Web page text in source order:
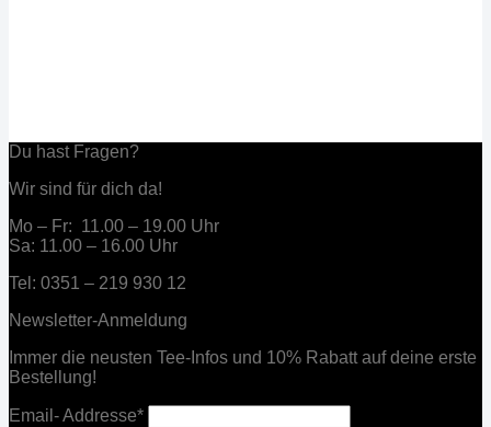
Du hast Fragen?
Wir sind für dich da!
Mo – Fr: 11.00 – 19.00 Uhr
Sa: 11.00 – 16.00 Uhr
Tel: 0351 – 219 930 12
Newsletter-Anmeldung
Immer die neusten Tee-Infos und 10% Rabatt auf deine erste
Bestellung!
Email- Addresse*